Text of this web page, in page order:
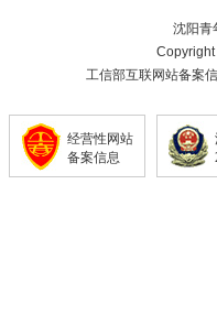
沈阳青
工信部互联网站备案信
经营性网站
备案信息